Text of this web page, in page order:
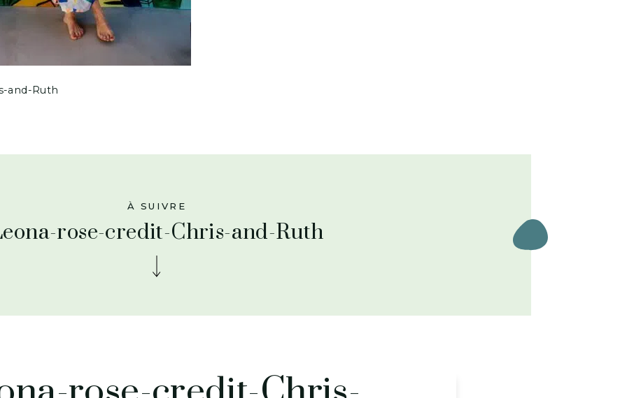
and-Ruth
À SUIVRE
rose-credit-Chris-and-Ruth